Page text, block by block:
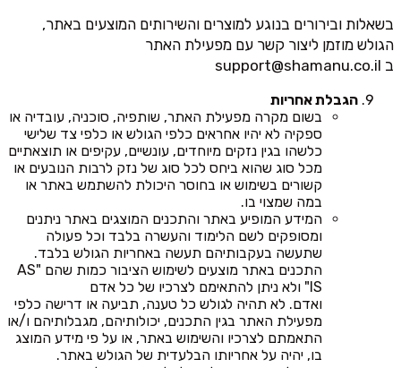
בשאלות ובירורים בנוגע למוצרים והשירותים המוצעים באתר,
הגולש מוזמן ליצור קשר עם מפעילת האתר
ב support@shamanu.co.il
הגבלת אחריות
בשום מקרה מפעילת האתר, שותפיה, סוכניה, עובדיה או
ספקיה לא יהיו אחראים כלפי הגולש או כלפי צד שלישי
כלשהו בגין נזקים מיוחדים, עונשיים, עקיפים או תוצאתיים
מכל סוג שהוא ביחס לכל סוג של נזק לרבות הנובעים או
קשורים בשימוש או בחוסר היכולת להשתמש באתר או
במה שמצוי בו.
המידע המופיע באתר והתכנים המוצגים באתר ניתנים
ומסופקים לשם הלימוד והעשרה בלבד וכל פעולה
שתעשה בעקבותיהם תעשה באחריות הגולש בלבד.
התכנים באתר מוצעים לשימוש הציבור כמות שהם "AS
IS" ולא ניתן להתאימם לצרכיו של כל אדם
ואדם. לא תהיה לגולש כל טענה, תביעה או דרישה כלפי
מפעילת האתר בגין התכנים, יכולותיהם, מגבלותיהם ו/או
התאמתם לצרכיו והשימוש באתר, או על פי מידע המוצג
בו, יהיה על אחריותו הבלעדית של הגולש באתר.